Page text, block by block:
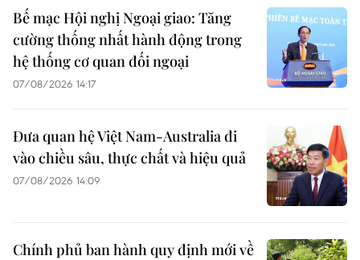
Bế mạc Hội nghị Ngoại giao: Tăng
cường thống nhất hành động trong
hệ thống cơ quan đối ngoại
07/08/2026 14:17
Đưa quan hệ Việt Nam-Australia đi
vào chiều sâu, thực chất và hiệu quả
07/08/2026 14:09
Chính phủ ban hành quy định mới về